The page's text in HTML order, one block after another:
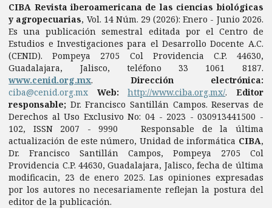
CIBA Revista iberoamericana de las ciencias biológicas
y agropecuarias, Vol. 14 Núm. 29 (2026): Enero - Junio 2026.
Es una publicación semestral editada por el Centro de
Estudios e Investigaciones para el Desarrollo Docente A.C.
(CENID). Pompeya 2705 Col Providencia C.P. 44630,
Guadalajara, Jalisco, teléfono 33 1061 8187.
www.cenid.org.mx. Dirección electrónica:
ciba@cenid.org.mx
Web: http://www.ciba.org.mx/. Editor
responsable; Dr. Francisco Santillán Campos. Reservas de
Derechos al Uso Exclusivo No: 04 - 2023 - 030913441500 -
102, ISSN 2007 - 9990 Responsable de la última
actualización de este número, Unidad de informática CIBA,
Dr. Francisco Santillán Campos, Pompeya 2705 Col
Providencia C.P. 44630, Guadalajara, Jalisco, fecha de última
modificacin, 23 de enero 2025. Las opiniones expresadas
por los autores no necesariamente reflejan la postura del
editor de la publicación.